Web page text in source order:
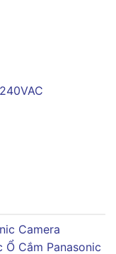
Camera
Ổ Cắm Panasonic